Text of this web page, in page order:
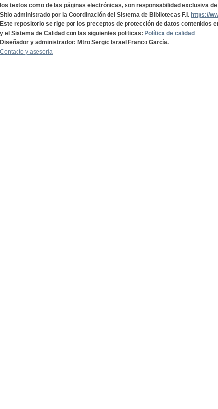
los textos como de las páginas electrónicas, son responsabilidad exclusiva
Sitio administrado por la Coordinación del Sistema de Bibliotecas F.I. https://
Este repositorio se rige por los preceptos de protección de datos contenidos
y el Sistema de Calidad con las siguientes políticas: Política de calidad
Diseñador y administrador: Mtro Sergio Israel Franco García.
Contacto y asesoría